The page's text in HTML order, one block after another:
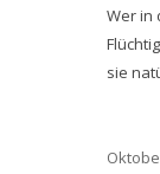
Wer in
sie